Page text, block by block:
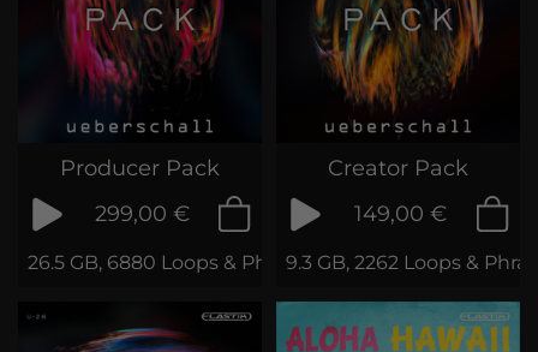
Producer Pack
299,00 €
26.5 GB, 6880 Loops & Phrases
Creator Pack
149,00 €
9.3 GB, 2262 Loops &